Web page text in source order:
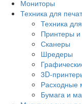
Мониторы
Техника для
Техника
Принтеры
Сканеры
Шредеры
3D-
Расходные
Бумага и